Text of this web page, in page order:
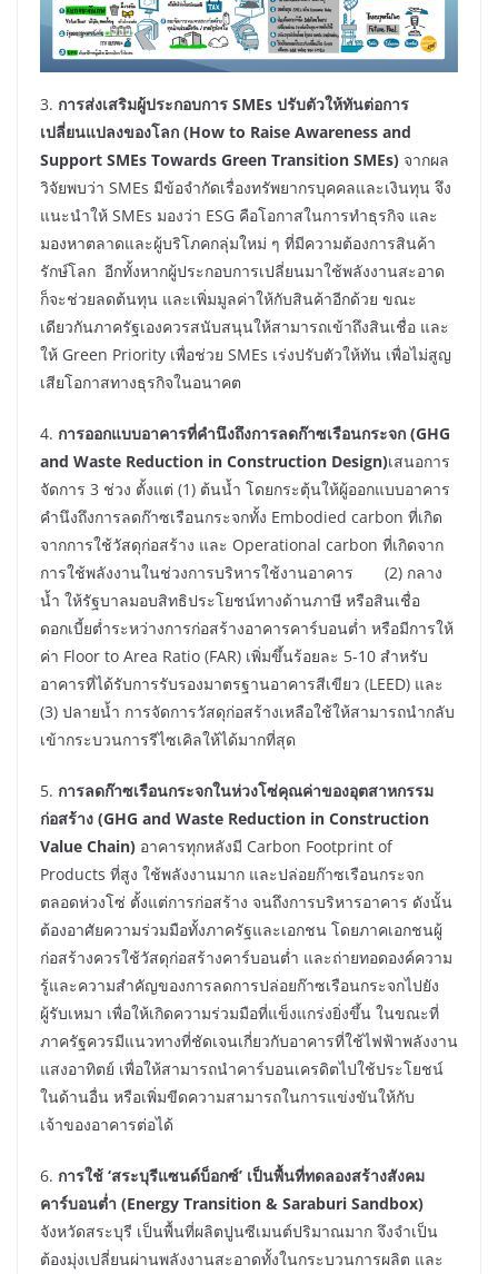
3. การส่งเสริมผู้ประกอบการ SMEs ปรับตัวให้ทันต่อการ
เปลี่ยนแปลงของโลก (How to Raise Awareness and
Support SMEs Towards Green Transition SMEs) จากผล
วิจัยพบว่า SMEs มีข้อจำกัดเรื่องทรัพยากรบุคคลและเงินทุน จึง
แนะนำให้ SMEs มองว่า ESG คือโอกาสในการทำธุรกิจ และ
มองหาตลาดและผู้บริโภคกลุ่มใหม่ ๆ ที่มีความต้องการสินค้า
รักษ์โลก อีกทั้งหากผู้ประกอบการเปลี่ยนมาใช้พลังงานสะอาด
ก็จะช่วยลดต้นทุน และเพิ่มมูลค่าให้กับสินค้าอีกด้วย ขณะ
เดียวกันภาครัฐเองควรสนับสนุนให้สามารถเข้าถึงสินเชื่อ และ
ให้ Green Priority เพื่อช่วย SMEs เร่งปรับตัวให้ทัน เพื่อไม่สูญ
เสียโอกาสทางธุรกิจในอนาคต
4. การออกแบบอาคารที่คำนึงถึงการลดก๊าซเรือนกระจก (GHG
and Waste Reduction in Construction Design)เสนอการ
จัดการ 3 ช่วง ตั้งแต่ (1) ต้นน้ำ โดยกระตุ้นให้ผู้ออกแบบอาคาร
คำนึงถึงการลดก๊าซเรือนกระจกทั้ง Embodied carbon ที่เกิด
จากการใช้วัสดุก่อสร้าง และ Operational carbon ที่เกิดจาก
การใช้พลังงานในช่วงการบริหารใช้งานอาคาร (2) กลาง
น้ำ ให้รัฐบาลมอบสิทธิประโยชน์ทางด้านภาษี หรือสินเชื่อ
ดอกเบี้ยต่ำระหว่างการก่อสร้างอาคารคาร์บอนต่ำ หรือมีการให้
ค่า Floor to Area Ratio (FAR) เพิ่มขึ้นร้อยละ 5-10 สำหรับ
อาคารที่ได้รับการรับรองมาตรฐานอาคารสีเขียว (LEED) และ
(3) ปลายน้ำ การจัดการวัสดุก่อสร้างเหลือใช้ให้สามารถนำกลับ
เข้ากระบวนการรีไซเคิลให้ได้มากที่สุด
5. การลดก๊าซเรือนกระจกในห่วงโซ่คุณค่าของอุตสาหกรรม
ก่อสร้าง (GHG and Waste Reduction in Construction
Value Chain) อาคารทุกหลังมี Carbon Footprint of
Products ที่สูง ใช้พลังงานมาก และปล่อยก๊าซเรือนกระจก
ตลอดห่วงโซ่ ตั้งแต่การก่อสร้าง จนถึงการบริหารอาคาร ดังนั้น
ต้องอาศัยความร่วมมือทั้งภาครัฐและเอกชน โดยภาคเอกชนผู้
ก่อสร้างควรใช้วัสดุก่อสร้างคาร์บอนต่ำ และถ่ายทอดองค์ความ
รู้และความสำคัญของการลดการปล่อยก๊าซเรือนกระจกไปยัง
ผู้รับเหมา เพื่อให้เกิดความร่วมมือที่แข็งแกร่งยิ่งขึ้น ในขณะที่
ภาครัฐควรมีแนวทางที่ชัดเจนเกี่ยวกับอาคารที่ใช้ไฟฟ้าพลังงาน
แสงอาทิตย์ เพื่อให้สามารถนำคาร์บอนเครดิตไปใช้ประโยชน์
ในด้านอื่น หรือเพิ่มขีดความสามารถในการแข่งขันให้กับ
เจ้าของอาคารต่อได้
6. การใช้ ‘สระบุรีแซนด์บ็อกซ์’ เป็นพื้นที่ทดลองสร้างสังคม
คาร์บอนต่ำ (Energy Transition & Saraburi Sandbox)
จังหวัดสระบุรี เป็นพื้นที่ผลิตปูนซีเมนต์ปริมาณมาก จึงจำเป็น
ต้องมุ่งเปลี่ยนผ่านพลังงานสะอาดทั้งในกระบวนการผลิต และ